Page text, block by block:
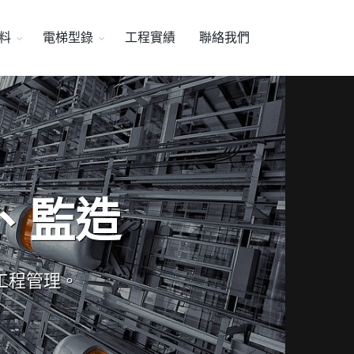
電梯型錄 工程實績 聯絡我們
監造
程管理。